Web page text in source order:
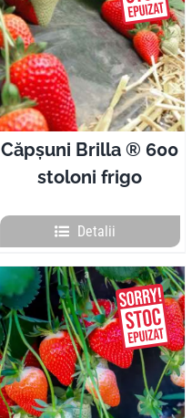
Căpșuni Brilla ® 600
stoloni frigo
Detalii